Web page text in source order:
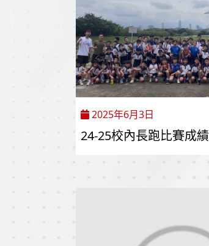
2025年6月3日
24-25校內長跑比賽成績